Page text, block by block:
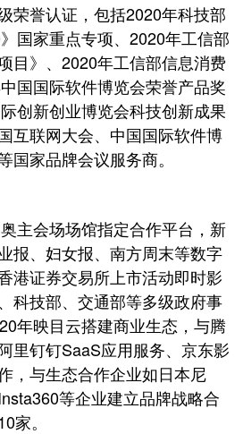
荣誉认证，包括2020年科技部
国家重点专项、2020年工信部
目》、2020年工信部信息消费
国国际软件博览会荣誉产品奖
创新创业博览会科技创新成果
互联网大会、中国国际软件博
国家品牌会议服务商。
主会场场馆指定合作平台，新
报、妇女报、南方周末等数字
港证券交易所上市活动即时影
科技部、交通部等多级政府事
年映目云搭建商业生态，与腾
里钉钉SaaS应用服务、京东影
，与生态合作企业如日本尼
等企业建立品牌战略合
家。